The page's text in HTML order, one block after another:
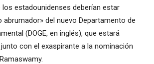
los estadounidenses deberían estar
abrumador» del nuevo Departamento de
(DOGE, en inglés), que estará
con el exaspirante a la nominación